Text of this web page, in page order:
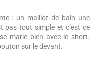
: un maillot de bain une
pas tout simple et c’est ce
marie bien avec le short.
sur le devant.